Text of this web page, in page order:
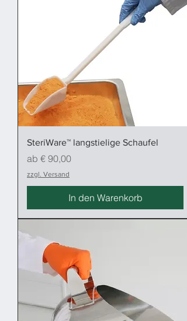
SteriWare™ langstielige Schaufel
ab € 90,00
Sale-Preis
zzgl. Versand
In den Warenkorb